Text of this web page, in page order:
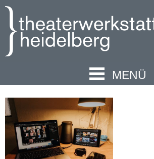
MENÜ